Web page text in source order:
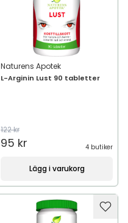
Naturens Apotek
L-Arginin Lust 90 tabletter
122 kr
95 kr 4 butiker
Lägg i varukorg